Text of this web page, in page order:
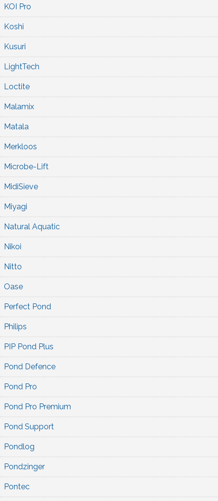
KOI Pro
Koshi
Kusuri
LightTech
Loctite
Malamix
Matala
Merkloos
Microbe-Lift
MidiSieve
Miyagi
Natural Aquatic
Nikoi
Nitto
Oase
Perfect Pond
Philips
PIP Pond Plus
Pond Defence
Pond Pro
Pond Pro Premium
Pond Support
Pondlog
Pondzinger
Pontec